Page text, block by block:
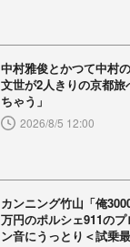
中村雅俊とかつて中村
文世が2人きりの京都
ちゃう」
2026/8/5 12:00
カンニング竹山「俺
万円のポルシェ911の
ン音にうっとり＜試乗